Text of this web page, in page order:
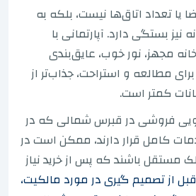
تعداد اتاق‌ها نیست، بلکه به
بستگی دارد. آپارتمانی با
مجهز، نور خوب، عایق‌بندی
مطالعه و استراحت، جذاب‌تر از
کمتر است.
فروشی در قبرس شمالی که در
کامل قرار دارند، ممکن است در
مستقل باشند که پس از خرید نیاز
قبل از تصمیم گیری در مورد مالکیت،